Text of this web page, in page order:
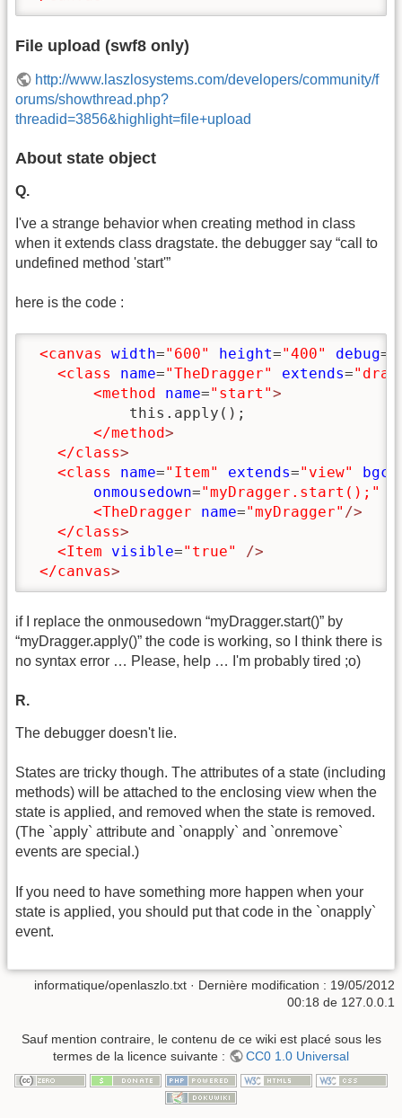
File upload (swf8 only)
http://www.laszlosystems.com/developers/community/f
orums/showthread.php?
threadid=3856&highlight=file+upload
About state object
Q.
I've a strange behavior when creating method in class
when it extends class dragstate. the debugger say “call to
undefined method 'start'”
here is the code :
<canvas width="600" height="400" debug=
<class
name="TheDragger" extends=
<method
name="start">
           this.apply();
</method>
</class>
<class
name="Item" extends="view"
onmousedown="myDragger.start();"
<TheDragger
name="myDragger" />
</class>
<Item
visible="true"
/>
</canvas>
if I replace the onmousedown “myDragger.start()” by
“myDragger.apply()” the code is working, so I think there is
no syntax error … Please, help … I'm probably tired ;o)
R.
The debugger doesn't lie.
States are tricky though. The attributes of a state (including
methods) will be attached to the enclosing view when the
state is applied, and removed when the state is removed.
(The `apply` attribute and `onapply` and `onremove`
events are special.)
If you need to have something more happen when your
state is applied, you should put that code in the `onapply`
event.
informatique/openlaszlo.txt · Dernière modification : 19/05/2012
00:18 de 127.0.0.1
Sauf mention contraire, le contenu de ce wiki est placé sous les
termes de la licence suivante :
CC0 1.0 Universal